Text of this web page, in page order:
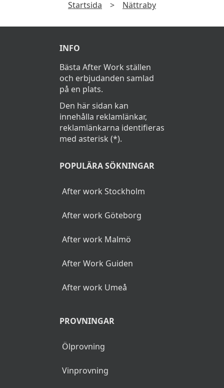
Startsida > Nättraby
INFO
Bästa After Work ställen
och erbjudanden samlad
på en plats.
Den här sidan kan
innehålla reklamlänkar,
reklamlänkarna identifieras
med asterisk (*).
POPULÄRA SÖKNINGAR
After work Stockholm
After work Göteborg
After work Malmö
After Work Guiden
After work Umeå
PROVNINGAR
Ölprovning
Vinprovning